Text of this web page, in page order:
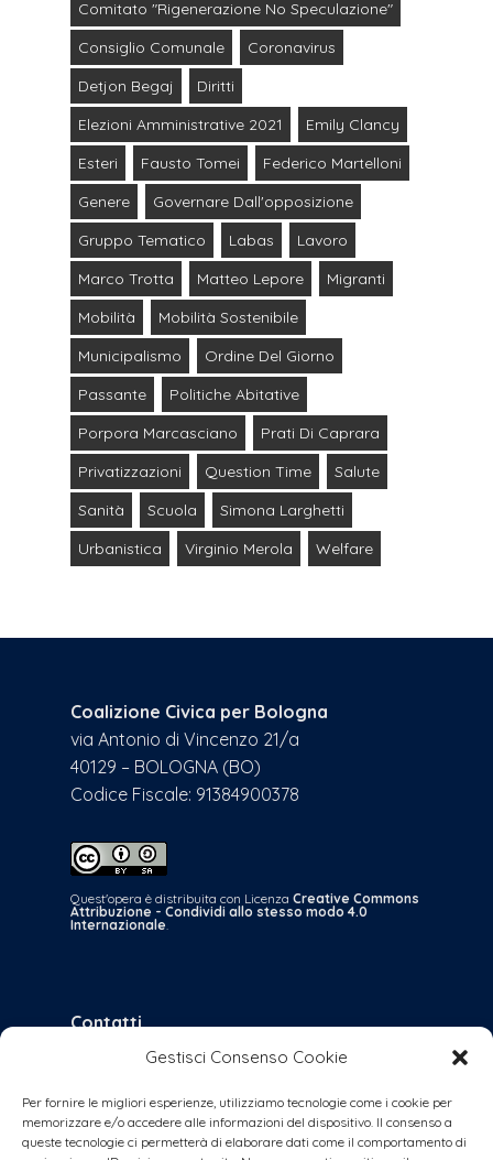
Gestisci Consenso Cookie
Per fornire le migliori esperienze, utilizziamo tecnologie come i cookie per
memorizzare e/o accedere alle informazioni del dispositivo. Il consenso a
queste tecnologie ci permetterà di elaborare dati come il comportamento di
Comitato "Rigenerazione No Speculazione"
Consiglio Comunale
Coronavirus
Detjon Begaj
Diritti
Elezioni Amministrative 2021
Emily Clancy
Esteri
Fausto Tomei
Federico Martelloni
Genere
Governare Dall'opposizione
Gruppo Tematico
Labas
Lavoro
Marco Trotta
Matteo Lepore
Migranti
Mobilità
Mobilità Sostenibile
Municipalismo
Ordine Del Giorno
Passante
Politiche Abitative
Porpora Marcasciano
Prati Di Caprara
Privatizzazioni
Question Time
Salute
Sanità
Scuola
Simona Larghetti
Urbanistica
Virginio Merola Welfare
Coalizione Civica per Bologna
via Antonio di Vincenzo 21/a
40129 – BOLOGNA (BO)
Codice Fiscale: 91384900378
Quest'opera è distribuita con Licenza Creative Commons
Attribuzione - Condividi allo stesso modo 4.0
Internazionale.
Contatti
bologna@coalizionecivica.it
per qualsiasi questione
collabora@coalizionecivica.it